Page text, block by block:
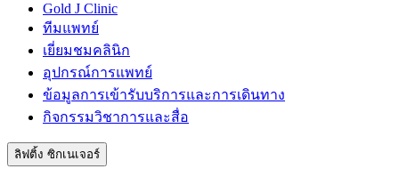
Gold J Clinic
ทีมแพทย์
เยี่ยมชมคลินิก
อุปกรณ์การแพทย์
ข้อมูลการเข้ารับบริการและการเดินทาง
กิจกรรมวิชาการและสื่อ
ลิฟติ้ง ซิกเนเจอร์